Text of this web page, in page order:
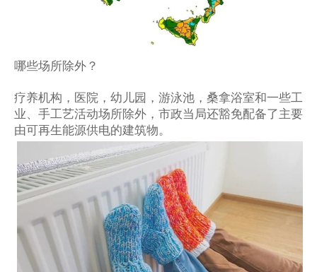
哪些场所除外？
疗养机构，医院，幼儿园，游泳池，桑拿浴室和一些工
业、手工艺活动场所除外，市政当局还豁免配备了主要
由可再生能源供电的建筑物。